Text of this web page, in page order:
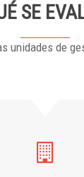
SE
unidades de